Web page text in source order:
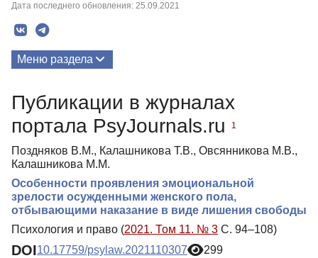
Дата последнего обновления: 25.09.2021
Меню раздела
Публикации в журналах
портала PsyJournals.ru
1
Поздняков В.М., Калашникова Т.В., Овсянникова М.В.,
Калашникова М.М.
Особенности проявления эмоциональной
зрелости осужденными женского пола,
отбывающими наказание в виде лишения свободы
Психология и право (2021. Том 11. № 3 С. 94–108)
DOI10.17759/psylaw.2021110307 299